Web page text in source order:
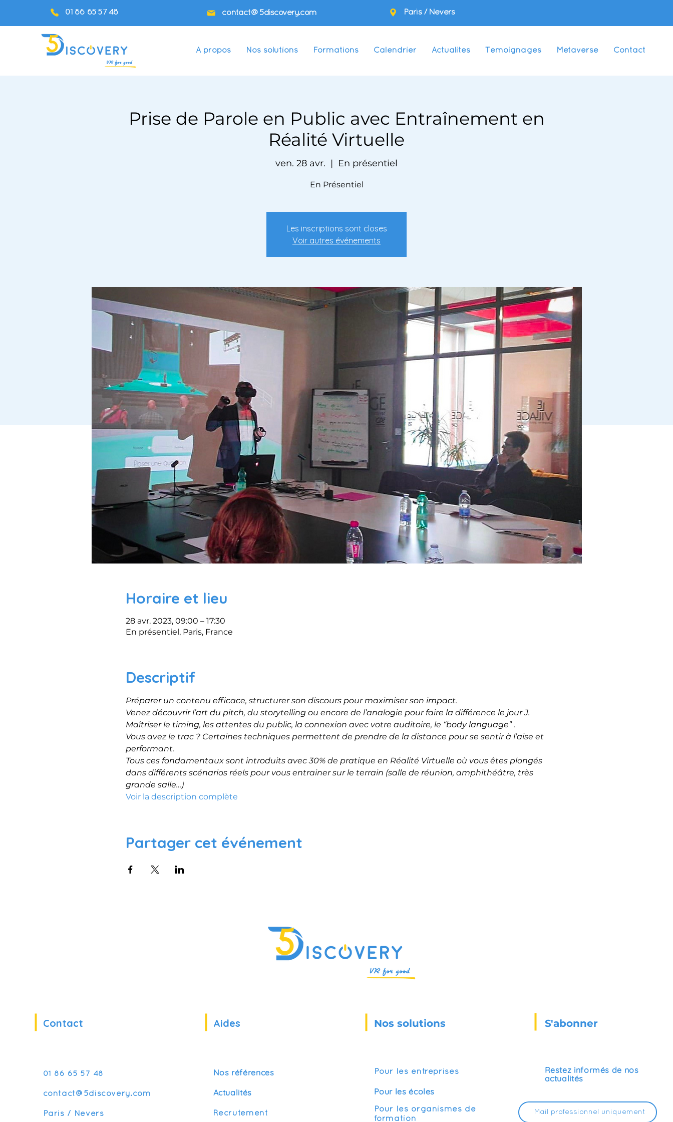
01 86 65 57 48 contact@5discovery.com Paris / Nevers
A propos Nos solutions Formations Calendrier Actualités Témoignages Metaverse Contact
Prise de Parole en Public avec Entraînement en
Réalité Virtuelle
ven. 28 avr.
  |
En présentiel
En Présentiel
Les inscriptions sont closes
Voir autres événements
Horaire et lieu
28 avr. 2023, 09:00 – 17:30
En présentiel, Paris, France
Descriptif
Préparer un contenu efficace, structurer son discours pour maximiser son impact.
Venez découvrir l’art du pitch, du storytelling ou encore de l’analogie pour faire la différence le jour J.
Maîtriser le timing, les attentes du public, la connexion avec votre auditoire, le “body language” .
Vous avez le trac ? Certaines techniques permettent de prendre de la distance pour se sentir à l’aise et
performant.
Tous ces fondamentaux sont introduits avec 30% de pratique en Réalité Virtuelle où vous êtes plongés
dans différents scénarios réels pour vous entrainer sur le terrain (salle de réunion, amphithéâtre, très
grande salle…)
Voir la description complète
Partager cet événement
Contact
01 86 65 57 48
contact@5discovery.com
Paris / Nevers
Aides
Nos références
Actualités
Recrutement
Nos solutions
Pour les entreprises
Pour les écoles
Pour les organismes de
formation
S'abonner
Restez informés de nos
actualités